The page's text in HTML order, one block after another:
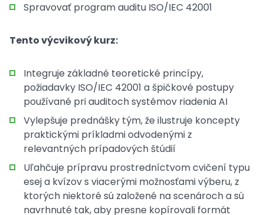
Spravovať program auditu ISO/IEC 42001
Tento výcvikový kurz:
Integruje základné teoretické princípy,
požiadavky ISO/IEC 42001 a špičkové postupy
používané pri auditoch systémov riadenia AI
Vylepšuje prednášky tým, že ilustruje koncepty
praktickými príkladmi odvodenými z
relevantných prípadových štúdií
Uľahčuje prípravu prostredníctvom cvičení typu
esej a kvízov s viacerými možnosťami výberu, z
ktorých niektoré sú založené na scenároch a sú
navrhnuté tak, aby presne kopírovali formát